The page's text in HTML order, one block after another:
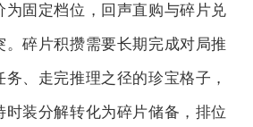
为固定档位，回声直购与碎片兑
。碎片积攒需要长期完成对局推
、走完推理之径的珍宝格子，
时装分解转化为碎片储备，排位